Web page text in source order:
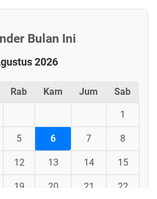
Bulan Ini
2026
Rab Kam Jum Sab
1
5 6 7 8
12 13 14 15
19 20 21 22